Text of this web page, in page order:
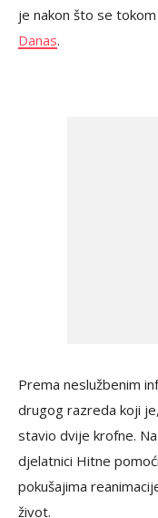
je nakon što se
Danas.
Prema neslužbenim
drugog razreda koji
stavio dvije krofne.
djelatnici Hitne
pokušajima
život.